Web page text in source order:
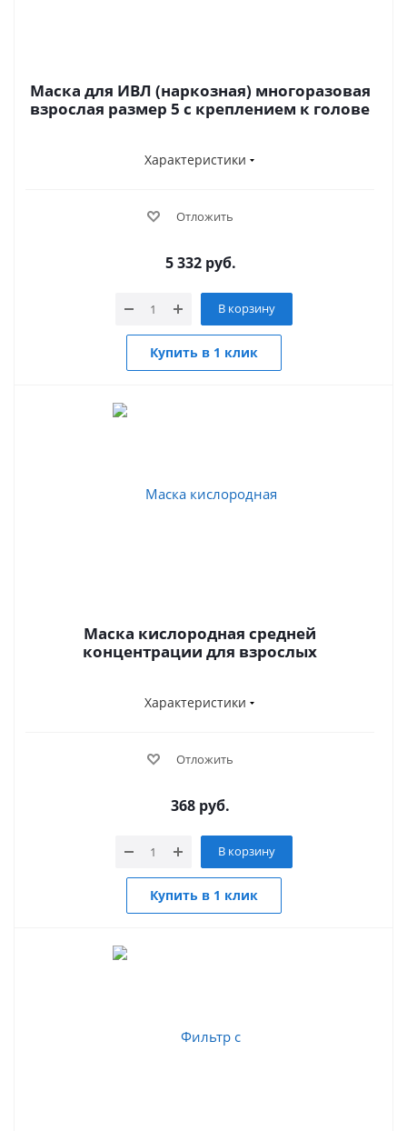
Маска для ИВЛ (наркозная) многоразовая
взрослая размер 5 с креплением к голове
Характеристики
Отложить
5 332руб.
В корзину
Купить в 1 клик
Маска кислородная средней
концентрации для взрослых
Характеристики
Отложить
368 руб.
В корзину
Купить в 1 клик